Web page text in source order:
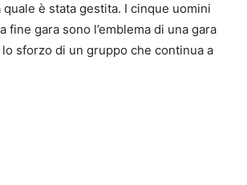
è stata gestita. I cinque uomini
gara sono l’emblema di una gara
sforzo di un gruppo che continua a